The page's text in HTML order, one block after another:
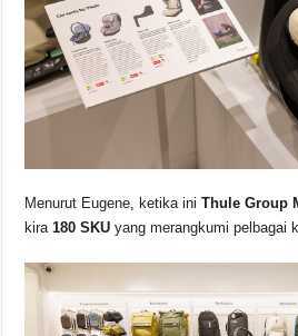
Menurut Eugene, ketika iniThule Group
kira 180 SKU yang merangkumi pelbagai